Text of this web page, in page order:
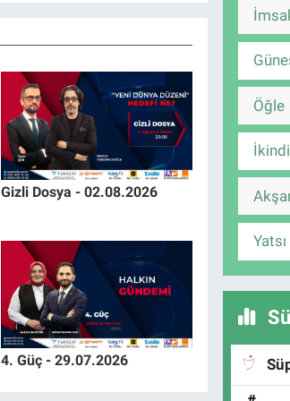
Gizli Dosya - 02.08.2026
4. Güç - 29.07.2026
Öğle
İkindi
Yatsı